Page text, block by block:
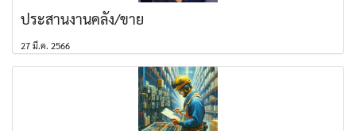
ประสานงานคลัง/ขาย
27 มี.ค. 2566